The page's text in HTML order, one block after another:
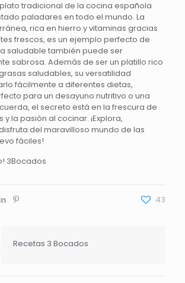
tradicional de la cocina española
paladares en todo el mundo. La
rica en hierro y vitaminas gracias
frescos, es un ejemplo perfecto de
saludable también puede ser
sabrosa. Además de ser un platillo rico
saludables, su versatilidad
fácilmente a diferentes dietas,
para un desayuno nutritivo o una
el secreto está en la frescura de
la pasión al cocinar. ¡Explora,
del maravilloso mundo de las
fáciles!
3Bocados
43
Recetas 3 Bocados